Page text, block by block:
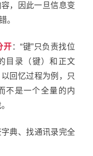
，因此一旦信息变
。
开 ：“键”只负责找位
目录（键）和正文
回忆过程为例，只
不是一个全量的内
典、找通讯录完全